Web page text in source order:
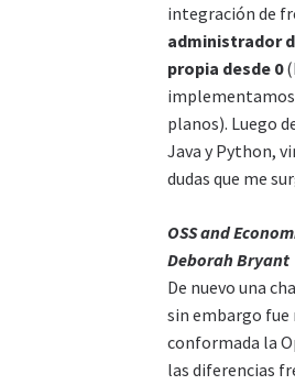
integración de
administrador
propia desde 0
planos). Luego
Java y Python,
dudas que me
OSS and
Deborah Bryant
De nuevo una
sin embargo fue
conformada la
las diferencias